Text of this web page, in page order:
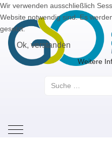
Mobile Menu Toggle
Wir verwenden ausschließlich
Website notwendig sind. Es
gesetzt.
Ok, verstanden
Weitere